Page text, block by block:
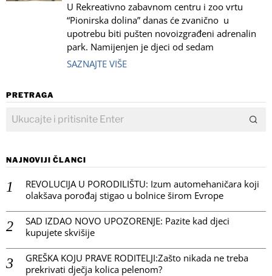
U Rekreativno zabavnom centru i zoo vrtu
“Pionirska dolina” danas će zvanično u
upotrebu biti pušten novoizgrađeni adrenalin
park. Namijenjen je djeci od sedam
SAZNAJTE VIŠE
PRETRAGA
NAJNOVIJI ČLANCI
REVOLUCIJA U PORODILIŠTU: Izum automehaničara koji
olakšava porođaj stigao u bolnice širom Evrope
SAD IZDAO NOVO UPOZORENJE: Pazite kad djeci
kupujete skvišije
GREŠKA KOJU PRAVE RODITELJI:Zašto nikada ne treba
prekrivati dječja kolica pelenom?